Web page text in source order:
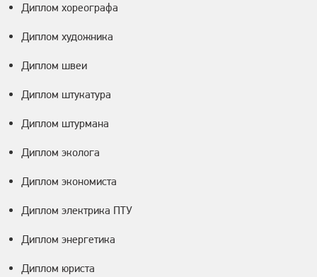
Диплом хореографа
Диплом художника
Диплом швеи
Диплом штукатура
Диплом штурмана
Диплом эколога
Диплом экономиста
Диплом электрика ПТУ
Диплом энергетика
Диплом юриста